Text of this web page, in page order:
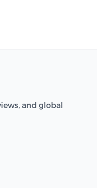
and global